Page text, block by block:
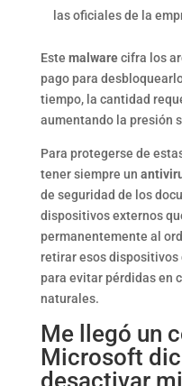
las oficiales de la
Este malwarecifra los
pago para
tiempo, la cantidad
aumentando la presión
Para protegerse de
tener siempre un
de seguridad de los
dispositivos externos
permanentemente al
retirar esos
para evitar pérdidas en
naturales.
Me llegó un
Microsoft
desactivar